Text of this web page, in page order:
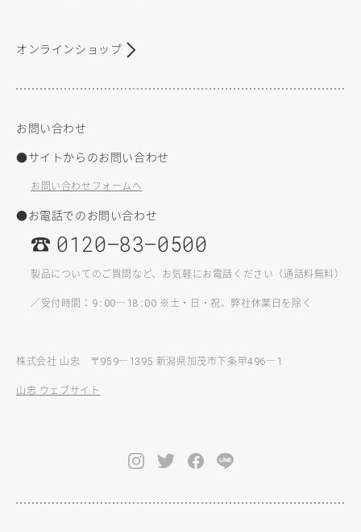
オンラインショップ
お問い合わせ
●サイトからのお問い合わせ
お問い合わせフォームへ
●お電話でのお問い合わせ
☎ 0120–83–0500
製品についてのご質問など、お気軽にお電話ください（通話料無料）
／受付時間： 9:00— 18:00 ※土・日・祝、弊社休業日を除く
株式会社 山忠 〒959— 1395 新潟県加茂市下条甲496— 1
山忠 ウェブサイト